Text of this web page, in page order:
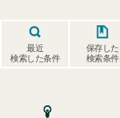
最近
検索した条件
保存した
検索条件